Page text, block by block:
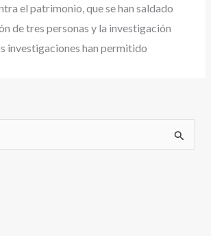
el patrimonio, que se han saldado
de tres personas y la investigación
investigaciones han permitido